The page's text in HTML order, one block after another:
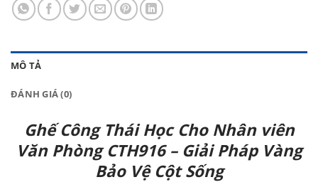
MÔ TẢ
ĐÁNH GIÁ (0)
Ghế Công Thái Học Cho Nhân viên
Văn Phòng CTH916 – Giải Pháp Vàng
Bảo Vệ Cột Sống